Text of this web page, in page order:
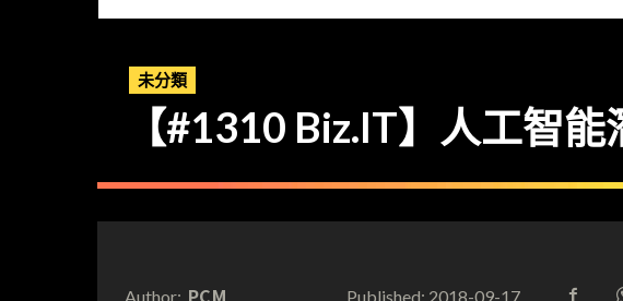
未分類
【#1310 Biz.IT】人工智
Author: PCM Published: 2018-09-17